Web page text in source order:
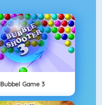
Bubbel Game 3